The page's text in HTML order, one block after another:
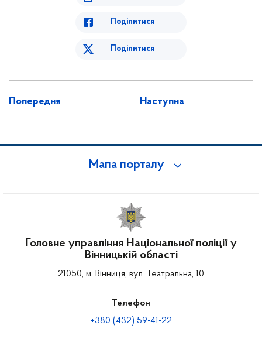
Поділитися
Поділитися
Попередня Наступна
Мапа порталу
Головне управління Національної поліції у
Вінницькій області
21050, м. Вінниця, вул. Театральна, 10
Телефон
+380 (432) 59-41-22